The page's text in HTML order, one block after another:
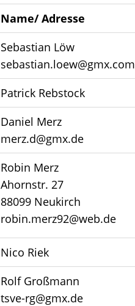
Name/ Adresse
Sebastian Löw
sebastian.loew@gmx.com
Patrick Rebstock
Daniel Merz
merz.d@gmx.de
Robin Merz
Ahornstr. 27
88099 Neukirch
robin.merz92@web.de
Nico Riek
Rolf Großmann
tsve-rg@gmx.de